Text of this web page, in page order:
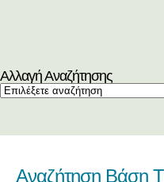
Αλλαγή Αναζήτησης
Αναζήτηση Βάση